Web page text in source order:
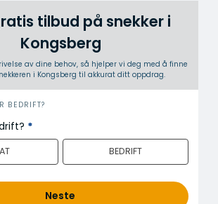
tilbud på snekker i
Kongsberg
av dine behov, så hjelper vi deg med å finne
i Kongsberg til akkurat ditt oppdrag.
BEDRIFT?
*
BEDRIFT
Neste